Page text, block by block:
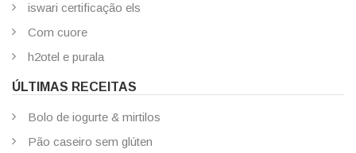
iswari certificação els
Com cuore
h2otel e purala
ÚLTIMAS RECEITAS
Bolo de iogurte & mirtilos
Pão caseiro sem glúten